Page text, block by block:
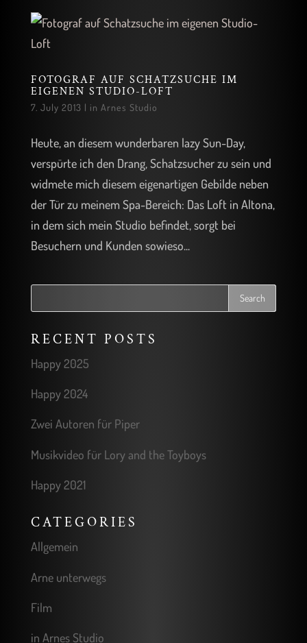
FOTOGRAF AUF SCHATZSUCHE IM
EIGENEN STUDIO-LOFT
7. July 2013 | in Arnes Studio
Heute, an diesem wunderbaren lazy Sun-Day,
verspürte ich den Drang, Schatzsucher zu sein und
widmete mich diesem eigenartigen Gebilde neben
der Tür zu meinem Spa-Bereich: Das Loft in Altona,
in dem sich mein Studio befindet, sorgt bei
Besuchern und Kunden sowieso...
RECENT POSTS
Happy 2025
Happy 2024
Zwei Autoren für Piper
Musikvideo für Lory and the Toyboys
Happy 2021
CATEGORIES
Allgemein
Arne unterwegs
Film
in Arnes Studio